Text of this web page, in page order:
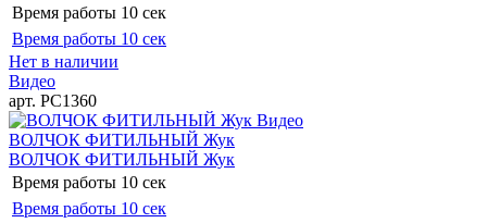
Время работы 10 сек
Время работы 10 сек
Нет в наличии
Видео
арт. РС1360
Видео
ВОЛЧОК ФИТИЛЬНЫЙ Жук
ВОЛЧОК ФИТИЛЬНЫЙ Жук
Время работы 10 сек
Время работы 10 сек